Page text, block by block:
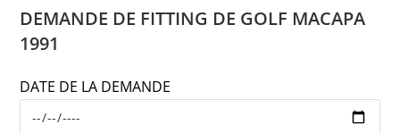
DEMANDE DE FITTING DE GOLF MACAPA
1991
DATE DE LA DEMANDE